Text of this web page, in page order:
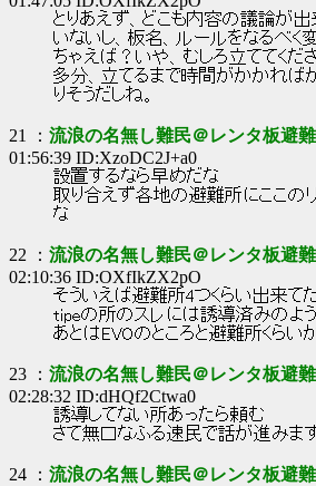
とりあえず、どこも内容の議論が
いないし、板名、ルールをなるべく
ちゃえば？いや、むしろ立ててくだ
多分、立てるまで時間がかかれば
りそうだしね。
21 ： 流浪の名無し難民＠レンタ板避
01:56:39 ID:XzoDC2J+a0
設置するなら早めだな
取り合えず各地の避難所にここの
な
22 ： 流浪の名無し難民＠レンタ板避
02:10:36 ID:OXfIkZX2pO
そういえば避難所4つくらい出来て
tipeの所のスレには誘導済みのよ
あとはEVOのところと避難所くらい
23 ： 流浪の名無し難民＠レンタ板避
02:28:32 ID:dHQf2Ctwa0
誘導してない所あったら頼む
さて無口なふる速民で話が進みま
24 ： 流浪の名無し難民＠レンタ板避